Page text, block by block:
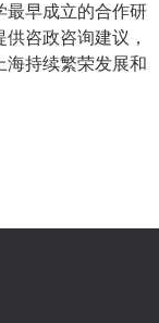
最早成立的合作研
供咨政咨询建议，
海持续繁荣发展和